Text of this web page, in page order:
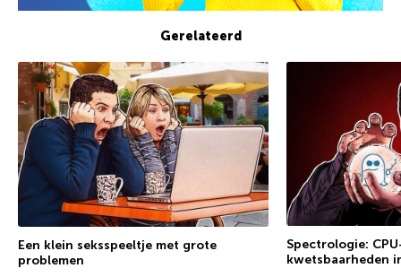
Gerelateerd
Een klein seksspeeltje met grote
problemen
Spectrologie:
kwetsbaarheden